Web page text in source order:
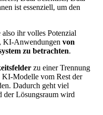
ist essenziell, um den
ihr volles Potenzial
KI-Anwendungen von
zu betrachten.
zu einer Trennung
Modelle vom Rest der
Dadurch geht viel
der Lösungsraum wird